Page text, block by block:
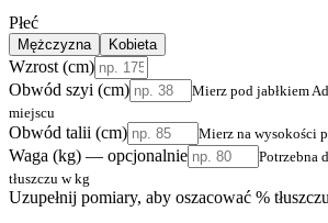
Płeć
Mężczyzna Kobieta
Wzrost (cm)
Obwód szyi (cm)
Mierz pod jabłkiem
miejscu
Obwód talii (cm) Mierz na wysokości
Waga (kg) — opcjonalnie
Potrzebna
tłuszczu w kg
Uzupełnij pomiary, aby oszacować %